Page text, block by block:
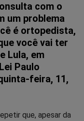
com o
um problema
é ortopedista,
você vai ter
Lula, em
Paulo
feira, 11,
que, apesar da